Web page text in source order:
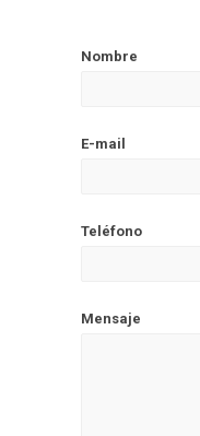
Nombre
E-mail
Teléfono
Mensaje